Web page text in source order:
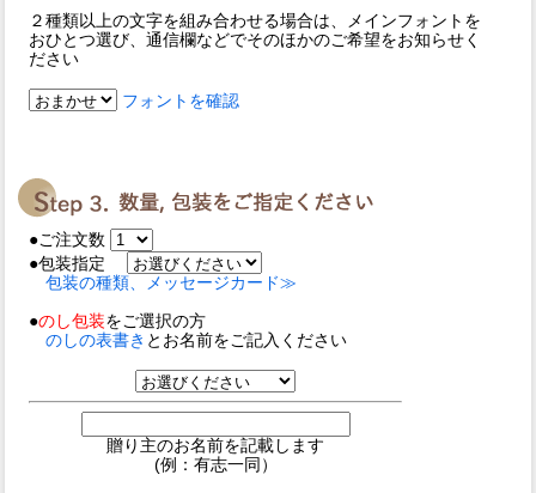
２種類以上の文字を組み合わせる場合は、メインフォントを
おひとつ選び、通信欄などでそのほかのご希望をお知らせく
ださい
フォントを確認
●ご注文数
●包装指定
包装の種類、メッセージカード≫
●のし包装をご選択の方
のしの表書き とお名前をご記入ください
贈り主のお名前を記載します
(例：有志一同）